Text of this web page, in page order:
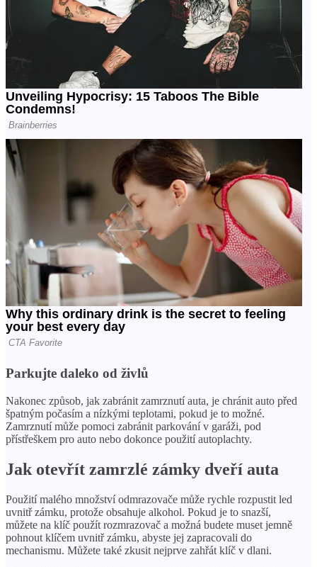
Parkujte daleko od živlů
Nakonec způsob, jak zabránit zamrznutí auta, je chránit auto před
špatným počasím a nízkými teplotami, pokud je to možné.
Zamrznutí může pomoci zabránit parkování v garáži, pod
přístřeškem pro auto nebo dokonce použití autoplachty.
Jak otevřít zamrzlé zámky dveří auta
Použití malého množství odmrazovače může rychle rozpustit led
uvnitř zámku, protože obsahuje alkohol. Pokud je to snazší,
můžete na klíč použít rozmrazovač a možná budete muset jemně
pohnout klíčem uvnitř zámku, abyste jej zapracovali do
mechanismu. Můžete také zkusit nejprve zahřát klíč v dlani.